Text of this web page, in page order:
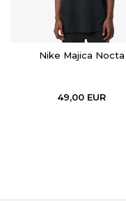
Nike Majica Nocta
49,00 EUR